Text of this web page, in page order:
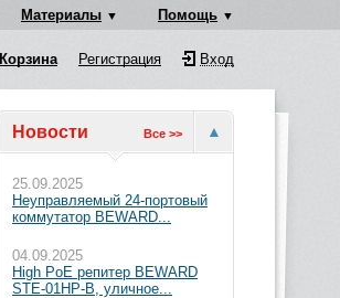
Материалы Помощь
Корзина Регистрация Вход
Новости Все >>
25.09.2025
Неуправляемый 24-портовый
коммутатор BEWARD...
04.09.2025
High PoE репитер BEWARD
STE-01HP-B, уличное...